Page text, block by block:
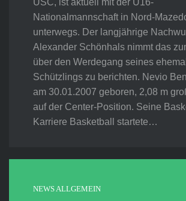
USC, ist aktuell mit der U16-
Nationalmannschaft in Nord-
unterwegs. Der langjährige
Alexander Schönhals nimmt das
über den Werdegang seines
Schützlings zu berichten. Nevio
am 30.01.2007 geboren, 2,08 m
auf der Center-Position. Seine
Karriere Basketball startete…
NEWS ALLGEMEIN